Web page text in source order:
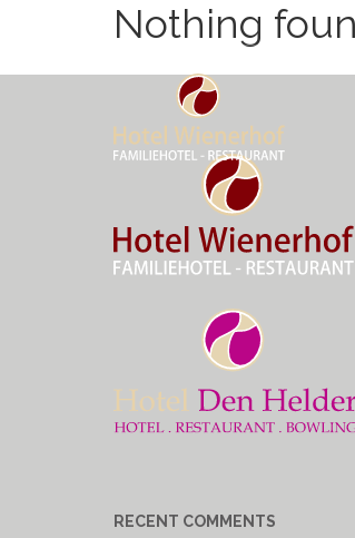
Skip to contentNothing
RECENT COMMENTS